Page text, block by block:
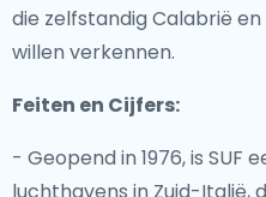
die zelfstandig Calabrië
willen verkennen.
Feiten en Cijfers:
- Geopend in 1976, is SUF